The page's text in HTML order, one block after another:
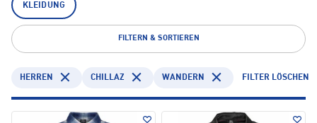
KLEIDUNG
FILTERN & SORTIEREN
HERREN CHILLAZ WANDERN FILTER LÖSCHEN